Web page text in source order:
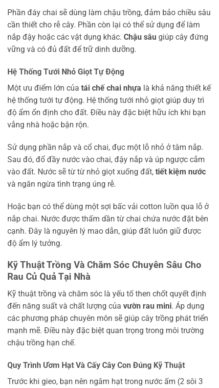
Phần đáy chai sẽ dùng làm chậu trồng, đảm bảo chiều sâu
cần thiết cho rễ cây. Phần còn lại có thể sử dụng để làm
nắp đậy hoặc các vật dụng khác. Chậu sâu giúp cây đứng
vững và có đủ đất để trữ dinh dưỡng.
Hệ Thống Tưới Nhỏ Giọt Tự Động
Một ưu điểm lớn của tái chế chai nhựa là khả năng thiết kế
hệ thống tưới tự động. Hệ thống tưới nhỏ giọt giúp duy trì
độ ẩm ổn định cho đất. Điều này đặc biệt hữu ích khi bạn
vắng nhà hoặc bận rộn.
Sử dụng phần nắp và cổ chai, đục một lỗ nhỏ ở tâm nắp.
Sau đó, đổ đầy nước vào chai, đậy nắp và úp ngược cắm
vào đất. Nước sẽ từ từ nhỏ giọt xuống đất, tiết kiệm nước
và ngăn ngừa tình trạng úng rễ.
Hoặc bạn có thể dùng một sợi bấc vải cotton luồn qua lỗ ở
nắp chai. Nước được thấm dần từ chai chứa nước đặt bên
cạnh. Đây là nguyên lý mao dẫn, giúp đất luôn giữ được
độ ẩm lý tưởng.
Kỹ Thuật Trồng Và Chăm Sóc Chuyên Sâu Cho
Rau Củ Quả Tại Nhà
Kỹ thuật trồng và chăm sóc là yếu tố then chốt quyết định
đến năng suất và chất lượng của vườn rau mini. Áp dụng
các phương pháp chuyên môn sẽ giúp cây trồng phát triển
mạnh mẽ. Điều này đặc biệt quan trọng trong môi trường
chậu trồng hạn chế.
Quy Trình Ươm Hạt Và Cấy Cây Con Đúng Kỹ Thuật
Trước khi gieo, bạn nên ngâm hạt trong nước ấm (2 sôi 3